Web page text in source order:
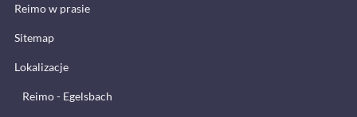
Reimo w prasie
Sitemap
Lokalizacje
Reimo - Egelsbach